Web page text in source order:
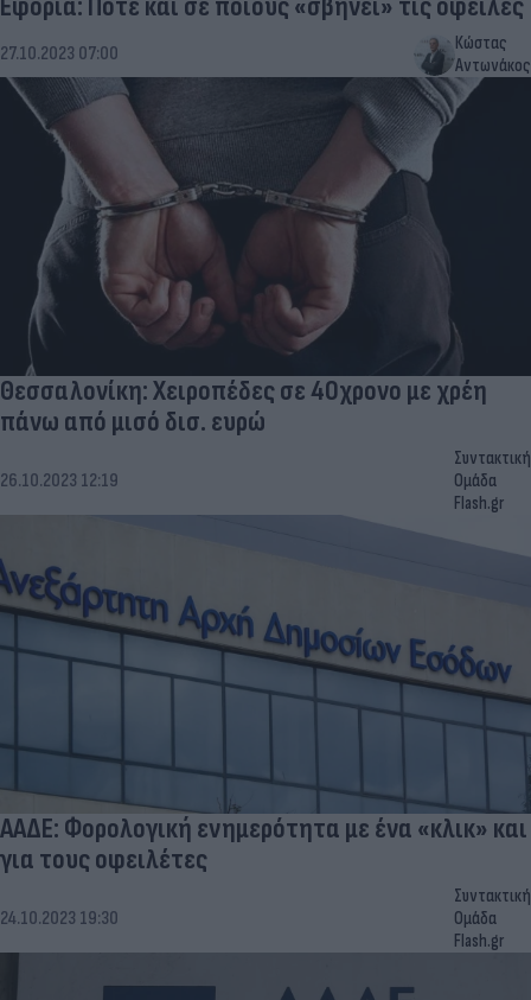
27.10.2023 07:00
Κώστας
Αντωνάκος
Θεσσαλονίκη: Χειροπέδες σε 40χρονο με χρέη
πάνω από μισό δισ. ευρώ
26.10.2023 12:19
Συντακτική
Ομάδα
Flash.gr
ΑΑΔΕ: Φορολογική ενημερότητα με ένα «κλικ» και
για τους οφειλέτες
24.10.2023 19:30
Συντακτική
Ομάδα
Flash.gr